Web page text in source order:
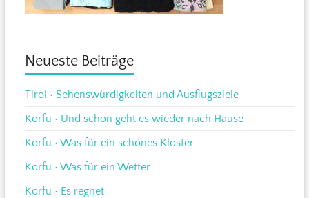
Neueste Beiträge
Tirol • Sehenswürdigkeiten und Ausflugsziele
Korfu • Und schon geht es wieder nach Hause
Korfu • Was für ein schönes Kloster
Korfu • Was für ein Wetter
Korfu • Es regnet